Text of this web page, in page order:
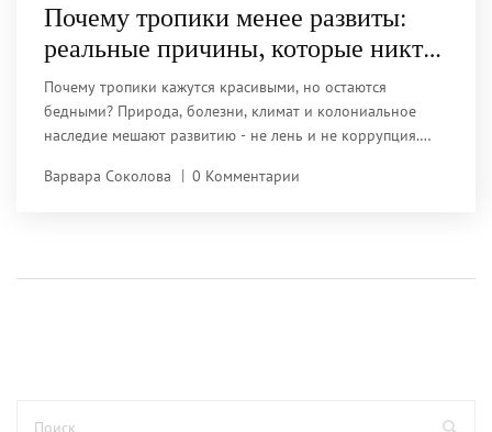
Почему тропики менее развиты:
реальные причины, которые никто
не говорит
Почему тропики кажутся красивыми, но остаются
бедными? Природа, болезни, климат и колониальное
наследие мешают развитию - не лень и не коррупция.
Варвара Соколова
0 Комментарии